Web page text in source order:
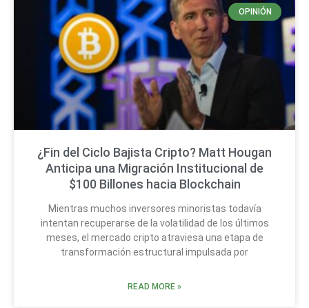
OPINIÓN
¿Fin del Ciclo Bajista Cripto? Matt Hougan
Anticipa una Migración Institucional de
$100 Billones hacia Blockchain
Mientras muchos inversores minoristas todavía
intentan recuperarse de la volatilidad de los últimos
meses, el mercado cripto atraviesa una etapa de
transformación estructural impulsada por
READ MORE »